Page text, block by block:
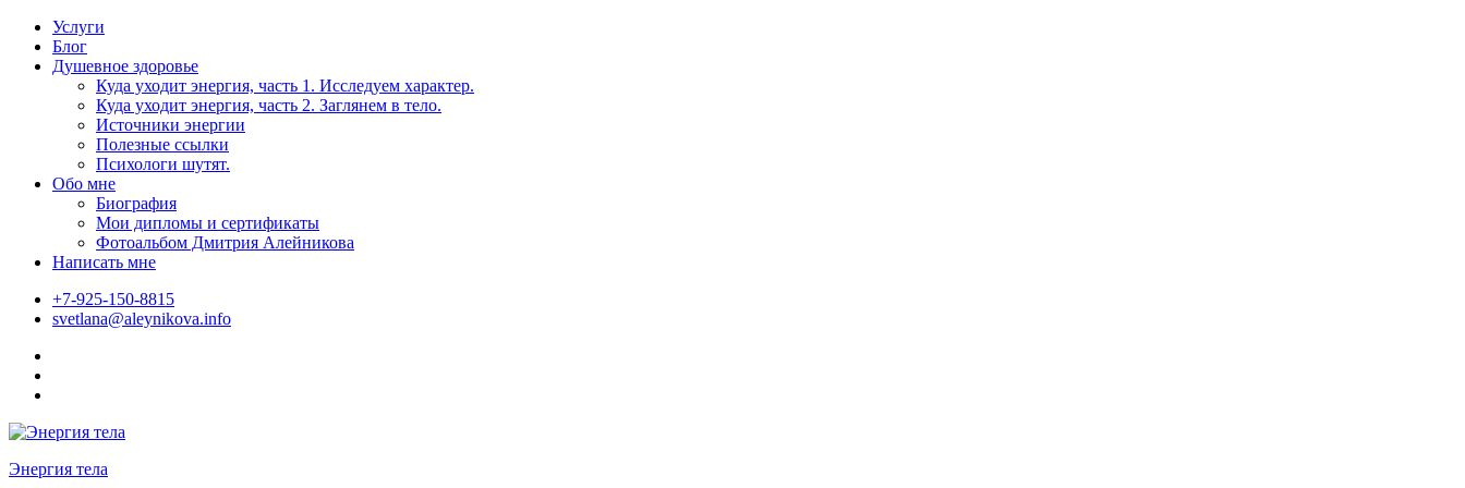
Skip
content
Услуги
Блог
Душевное здоровье
Куда уходит энергия, часть 1. Исследуем характер.
Куда уходит энергия, часть 2. Заглянем в тело.
Источники энергии
Полезные ссылки
Психологи шутят.
Обо мне
Биография
Мои дипломы и сертификаты
Фотоальбом Дмитрия Алейникова
Написать мне
+7-925-150-8815
svetlana@aleynikova.info
Сайт
Энергия тела